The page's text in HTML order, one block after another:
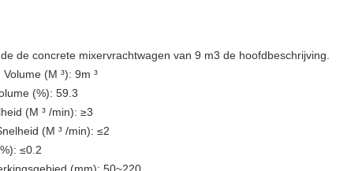
de concrete mixervrachtwagen van 9 m3 de hoofdbeschrijving.
(M ³): 9m ³
(%): 59.3
(M ³ /min): ≥3
(M ³ /min): ≤2
≤0.2